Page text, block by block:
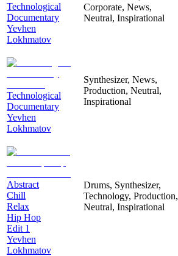
Technological
Documentary
Yevhen
Lokhmatov
Corporate, News,
Neutral, Inspirational
Technological
Documentary
Yevhen
Lokhmatov
Synthesizer, News,
Production, Neutral,
Inspirational
Abstract
Chill
Relax
Hip Hop
Edit 1
Yevhen
Lokhmatov
Drums, Synthesizer,
Technology, Production,
Neutral, Inspirational